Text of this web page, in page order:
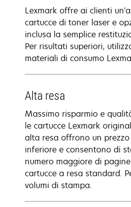
Lexmark offre ai clienti
cartucce di toner laser e
inclusa la semplice
Per risultati superiori,
materiali di consumo
Alta resa
Massimo risparmio e
le cartucce Lexmark
alta resa offrono un
inferiore e consentono di
numero maggiore di
cartucce a resa standard.
volumi di stampa.